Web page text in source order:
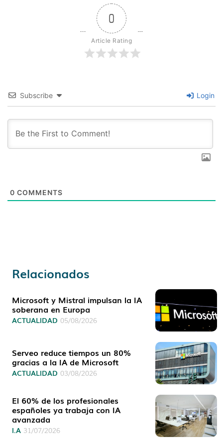
0
Article Rating
Subscribe Login
0 COMMENTS
Relacionados
Microsoft y Mistral impulsan la IA
soberana en Europa
ACTUALIDAD 05/08/2026
Serveo reduce tiempos un 80%
gracias a la IA de Microsoft
ACTUALIDAD 03/08/2026
El 60% de los profesionales
españoles ya trabaja con IA
avanzada
I.A 31/07/2026